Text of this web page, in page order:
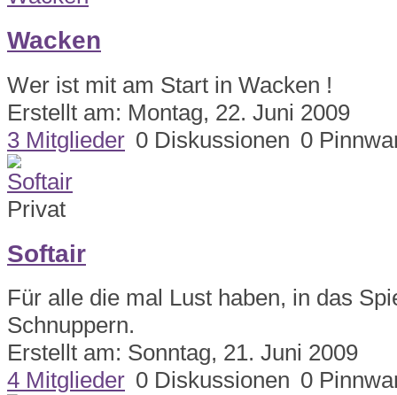
Wacken
Wer ist mit am Start in Wacken !
Erstellt am: Montag, 22. Juni 2009
3 Mitglieder 0 Diskussionen 0
Privat
Softair
Für alle die mal Lust haben, in das
Schnuppern.
Erstellt am: Sonntag, 21. Juni 2009
4 Mitglieder 0 Diskussionen 0